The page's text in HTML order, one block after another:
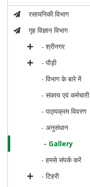
रसायनिकी विभाग
गृह विज्ञान विभाग
- श्रीनगर
- पौड़ी
- विभाग के बारे में
- संकाय एवं कर्मचारी
- पाठ्यक्रम विवरण
- अनुसंधान
- Gallery
- हमसे संपर्क करें
- टिहरी